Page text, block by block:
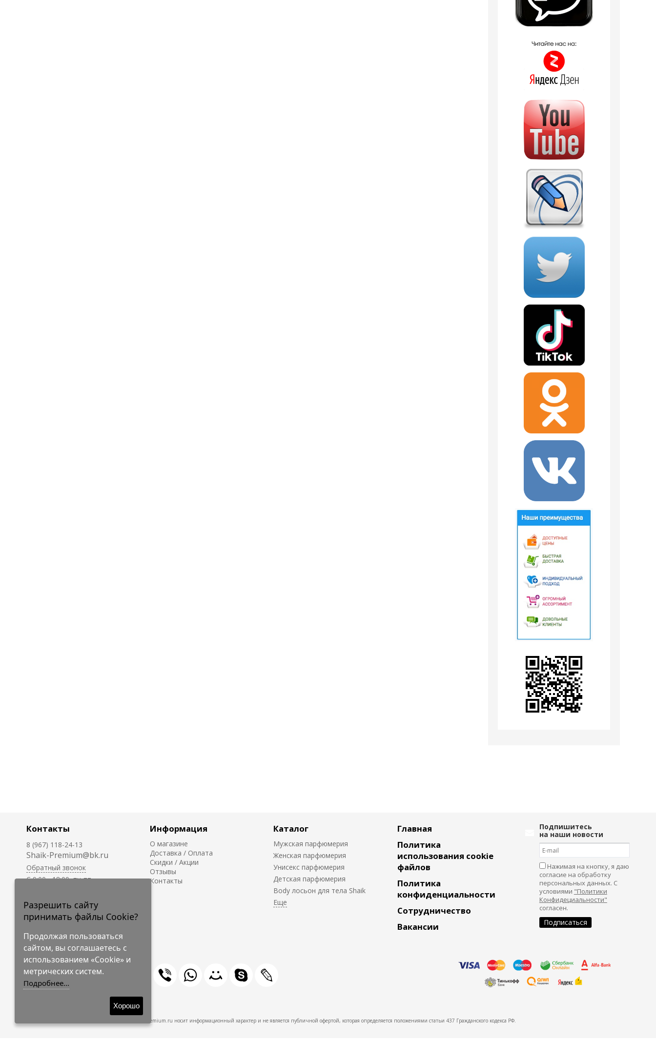
Контакты
8 (967) 118-24-13
Shaik-Premium@bk.ru
Обратный звонок
C 9:00 - 18:00, пн-пт
круглосуточно.
Информация
О магазине
Доставка / Оплата
Скидки / Акции
Отзывы
Контакты
Каталог
Мужская парфюмерия
Женская парфюмерия
Унисекс парфюмерия
Детская парфюмерия
Body лосьон для тела Shaik
Главная
Политика
использования cookie
файлов
Политика
конфиденциальности
Сотрудничество
Вакансии
Подпишитесь
на наши новости
Нажимая на кнопку, я даю
согласие на обработку
персональных данных. С
условиями "Политики
Конфидециальности"
согласен.
© 2009-2026 Shaik-Premium
Shaik-Premium.ru носит информационный характер и не является публичной офертой, которая определяется положениями статьи 437 Гражданского кодекса РФ.
Разрешить сайту
принимать файлы Cookie?
Продолжая пользоваться
сайтом, вы соглашаетесь с
использованием «Cookie» и
метрических систем.
Подробнее...
Хорошо